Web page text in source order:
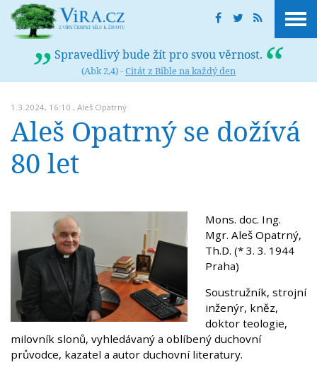
Spravedlivý bude žít pro svou věrnost.
(Abk 2,4) -Citát z Bible na každý den
1.3.2024, 16:10 , Aleš Opatrný
Aleš Opatrný se dožívá
80 let
Mons. doc. Ing.
Mgr. Aleš Opatrný,
Th.D. (* 3. 3. 1944
Praha)
Soustružník, strojní
inženýr, kněz,
doktor teologie,
milovník slonů, vyhledávaný a oblíbený duchovní
průvodce, kazatel a autor duchovní literatury.